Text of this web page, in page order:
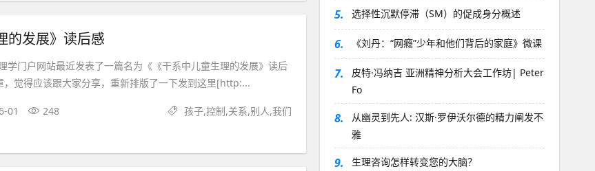
的发展》读后感
学门户网站最近发表了一篇名为《《干系中儿童生理的发展》读后
，觉得应该跟大家分享，重新排版了一下发到这里[http:...
01 248 孩子,控制,关系,别人,我们
5. 选择性沉默停滞（SM）的促成身分概述
6. 《刘丹：“网瘾”少年和他们背后的家庭》微课
7.
皮特·冯纳吉 亚洲精神分析大会工作坊| Peter
Fo
8.
从幽灵到先人: 汉斯·罗伊沃尔德的精力阐发不
雅
9. 生理咨询怎样转变您的大脑？